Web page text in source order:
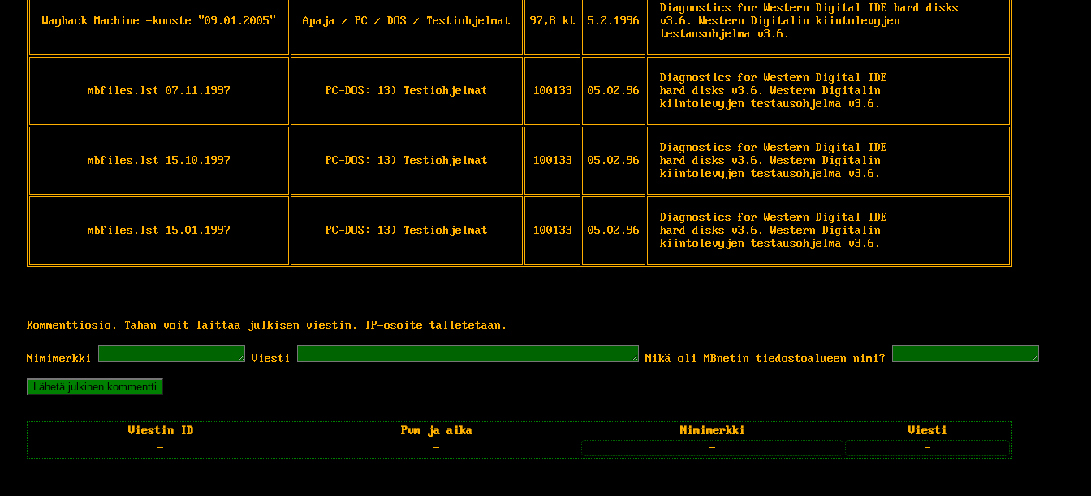
Wayback Machine -kooste "09.01.2005" Apaja / PC / DOS / Testiohjelmat 97,8 kt 5.2.1996
Diagnostics for Western Digital IDE hard disks
v3.6. Western Digitalin kiintolevyjen
testausohjelma v3.6.
mbfiles.lst 07.11.1997 PC-DOS: 13) Testiohjelmat 100133 05.02.96
Diagnostics for Western Digital IDE
hard disks v3.6. Western Digitalin
kiintolevyjen testausohjelma v3.6.
mbfiles.lst 15.10.1997 PC-DOS: 13) Testiohjelmat 100133 05.02.96
Diagnostics for Western Digital IDE
hard disks v3.6. Western Digitalin
kiintolevyjen testausohjelma v3.6.
mbfiles.lst 15.01.1997 PC-DOS: 13) Testiohjelmat 100133 05.02.96
Diagnostics for Western Digital IDE
hard disks v3.6. Western Digitalin
kiintolevyjen testausohjelma v3.6.
Kommenttiosio. Tähän voit laittaa julkisen viestin. IP-osoite talletetaan.
Nimimerkki Viesti Mikä oli MBnetin tiedostoalueen nimi?
Viestin ID Pvm ja aika Nimimerkki
Viesti
-
- - -